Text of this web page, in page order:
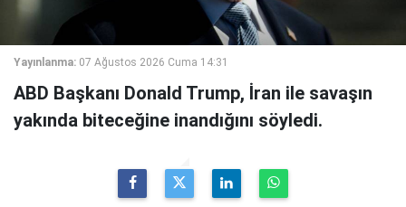
Yayınlanma: 07 Ağustos 2026 Cuma 14:31
ABD Başkanı Donald Trump, İran ile savaşın
yakında biteceğine inandığını söyledi.